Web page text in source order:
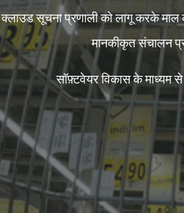
क्लाउड सूचना प्रणाली को लागू करके माल
मानकीकृत संचालन
सॉफ़्टवेयर विकास के माध्यम